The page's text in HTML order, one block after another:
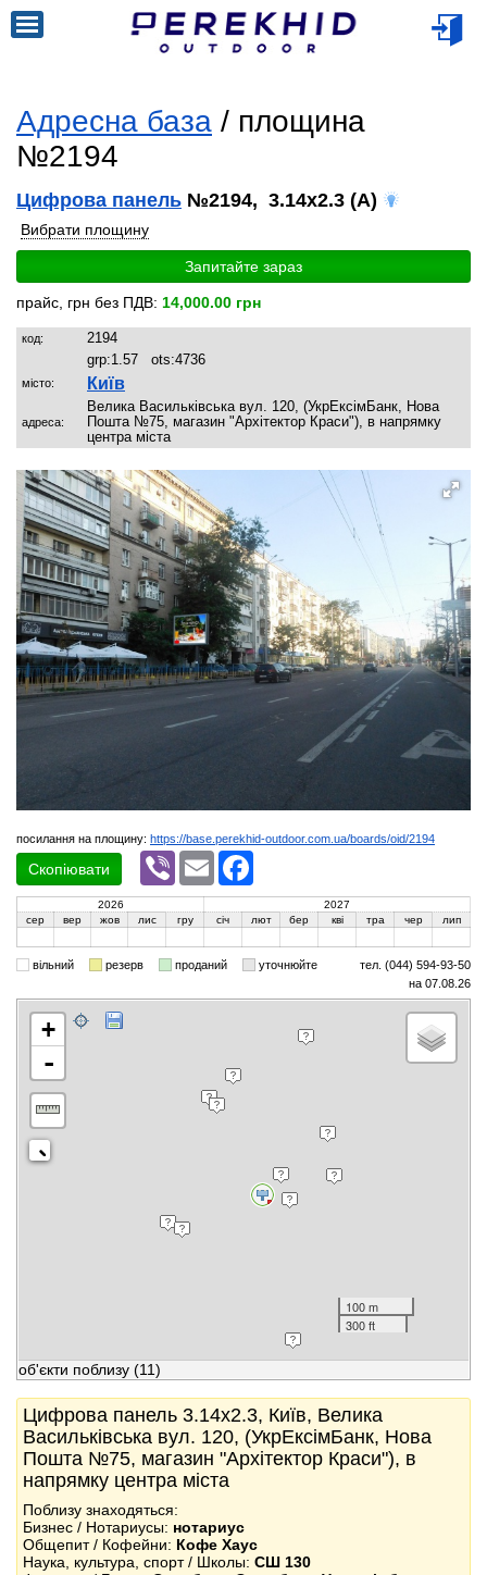
Адресна база / площина
№2194
Цифрова панель №2194, 3.14x2.3 (A)
Вибрати площину
Запитайте зараз
прайс, грн без ПДВ: 14,000.00 грн
код:
2194
grp:1.57 ots:4736
місто: Київ
адреса:
Велика Васильківська вул. 120, (УкрЕксімБанк, Нова
Пошта №75, магазин "Архітектор Краси"), в напрямку
центра міста
посилання на площину: https://base.perekhid-outdoor.com.ua/boards/oid/2194
Скопіювати
Viber Email
2026
2027
сер
вер жов лис гру січ лют бер кві тра чер лип
вільний резерв проданий уточнюйте
тел. (044) 594-93-50
на 07.08.26
+
-
100 m
300 ft
об'єкти поблизу (11)
Цифрова панель 3.14x2.3, Київ, Велика
Васильківська вул. 120, (УкрЕксімБанк, Нова
Пошта №75, магазин "Архітектор Краси"), в
напрямку центра міста
Поблизу знаходяться:
Бизнес / Нотариусы: нотариус
Общепит / Кофейни: Кофе Хаус
Наука, культура, спорт / Школы: СШ 130